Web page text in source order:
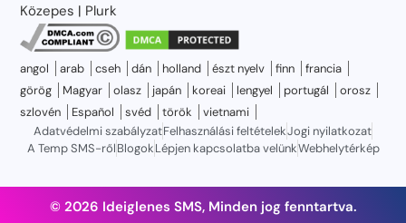
Közepes | Plurk
angol arab cseh dán holland észt nyelv finn
francia
görög
Magyar olasz japán koreai lengyel portugál
orosz
szlovén
Español svéd török
vietnami
Adatvédelmi szabályzatFelhasználási feltételekJogi nyilatkozat
A Temp SMS-rőlBlogokLépjen kapcsolatba velünkWebhelytérkép
© 2026 Ideiglenes SMS, Minden jog fenntartva.